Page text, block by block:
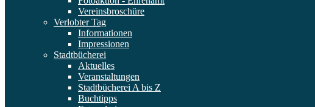
Vereinsbroschüre
Verlobter Tag
Informationen
Impressionen
Stadtbücherei
Aktuelles
Veranstaltungen
Stadtbücherei A bis Z
Buchtipps